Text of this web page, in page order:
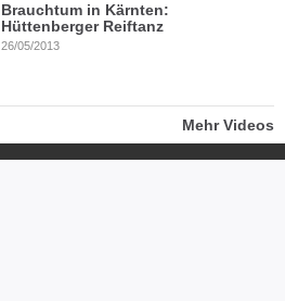
Brauchtum in Kärnten:
Hüttenberger Reiftanz
26/05/2013
Mehr Videos